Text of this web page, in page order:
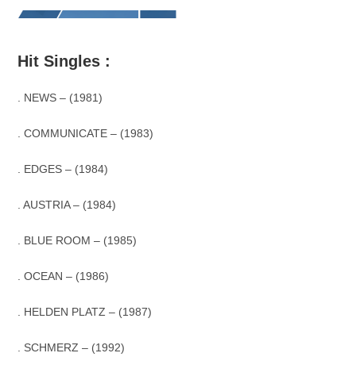
Hit Singles :
. NEWS – (1981)
. COMMUNICATE – (1983)
. EDGES – (1984)
. AUSTRIA – (1984)
. BLUE ROOM – (1985)
. OCEAN – (1986)
. HELDEN PLATZ – (1987)
. SCHMERZ – (1992)